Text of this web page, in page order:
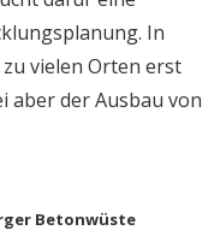
In
vielen Orten erst
aber der Ausbau von
Betonwüste